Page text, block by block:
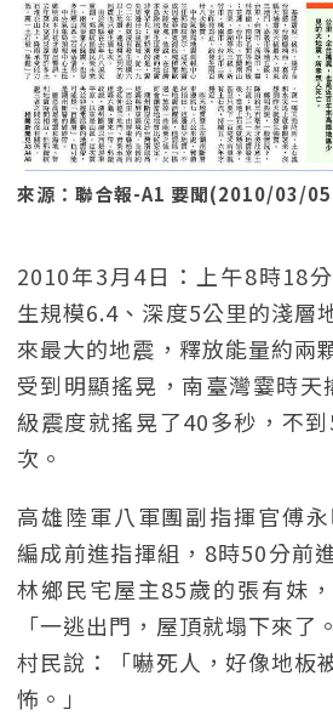
來源：聯合報-A1 要聞(2010/03/
2010年3月4日：上午8時18
生規模6.4、深度5公里的淺層
來最大的地震，釋放能量約兩
受到明顯搖晃，南臺灣霎時天
級震度就搖晃了40多秒，不
次。
高雄陸軍八軍團副指揮官傅
編成前進指揮組，8時50分前
林鄉民宅屋主85歲的張有妹
「一逃出門，屋頂就塌下來了
村民說：「嚇死人，好像地板
怖。」